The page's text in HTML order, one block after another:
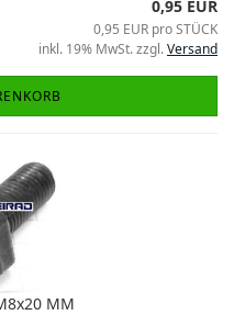
0,95 EUR
0,95 EUR pro STÜCK
inkl. 19% MwSt. zzgl.Versand
MM